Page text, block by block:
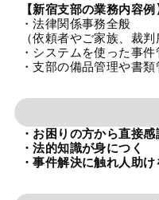
【新宿支部の業務内容例
・法律関係事務全般
（依頼者やご家族、裁判
・システムを使った事件
・支部の備品管理や書類
・お困りの方から直接
・法的知識が身につく
・事件解決に触れ人助
プライバシーポリシー
TikTok受